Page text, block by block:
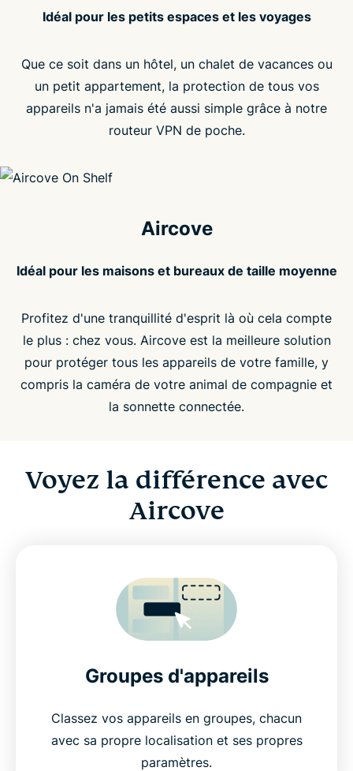
Idéal pour les petits espaces et les voyages
Que ce soit dans un hôtel, un chalet de vacances ou
un petit appartement, la protection de tous vos
appareils n'a jamais été aussi simple grâce à notre
routeur VPN de poche.
Aircove
Idéal pour les maisons et bureaux de taille moyenne
Profitez d'une tranquillité d'esprit là où cela compte
le plus : chez vous. Aircove est la meilleure solution
pour protéger tous les appareils de votre famille, y
compris la caméra de votre animal de compagnie et
la sonnette connectée.
Voyez la différence avec
Aircove
Groupes d'appareils
Classez vos appareils en groupes, chacun
avec sa propre localisation et ses propres
paramètres.